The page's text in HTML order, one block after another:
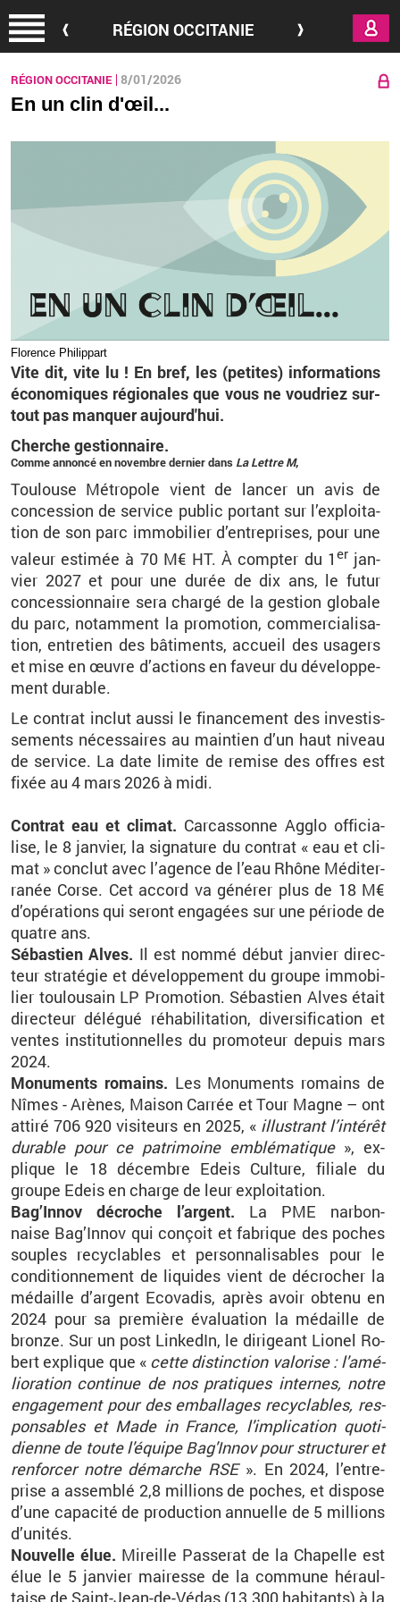
RÉGION OCCITANIE
RÉGION OCCITANIE 8/01/2026
En un clin d'œil...
Flo­rence Phi­lip­part
Vite dit, vite lu ! En bref, les (pe­tites) in­for­ma­tions
éco­no­miques ré­gio­nales que vous ne vou­driez sur­
tout pas man­quer au­jour­d'hui.
Cherche ges­tion­naire.
Comme an­noncé en no­vembre der­nier dans La Lettre M,
Tou­louse Mé­tro­pole vient de lan­cer un avis de
conces­sion de ser­vice pu­blic por­tant sur l’ex­ploi­ta­
tion de son parc im­mo­bi­lier d’en­tre­prises, pour une
va­leur es­ti­mée à 70 M€ HT. À comp­ter du 1 erjan­
vier 2027 et pour une durée de dix ans, le futur
conces­sion­naire sera chargé de la ges­tion glo­bale
du parc, no­tam­ment la pro­mo­tion, com­mer­cia­li­sa­
tion, en­tre­tien des bâ­ti­ments, ac­cueil des usa­gers
et mise en œuvre d’ac­tions en fa­veur du dé­ve­lop­pe­
ment du­rable.
Le contrat in­clut aussi le fi­nan­ce­ment des in­ves­tis­
se­ments né­ces­saires au main­tien d’un haut ni­veau
de ser­vice. La date li­mite de re­mise des offres est
fixée au 4 mars 2026 à midi.
Contrat eau et cli­mat. Car­cas­sonne Agglo of­fi­cia­
lise, le 8 jan­vier, la si­gna­ture du contrat « eau et cli­
mat » conclut avec l’agence de l’eau Rhône Mé­di­ter­
ra­née Corse. Cet ac­cord va gé­né­rer plus de 18 M€
d’opé­ra­tions qui se­ront en­ga­gées sur une pé­riode de
quatre ans.
Sé­bas­tienAlves. Il est nommé début jan­vier di­rec­
teur stra­té­gie et dé­ve­lop­pe­ment du groupe im­mo­bi­
lier tou­lou­sain LP Pro­mo­tion. Sé­bas­tien Alvesétait
di­rec­teur dé­lé­gué ré­ha­bi­li­ta­tion, di­ver­si­fi­ca­tion et
ventes ins­ti­tu­tion­nelles du pro­mo­teur de­puis mars
2024.
Mo­nu­ments ro­mains. Les Mo­nu­ments ro­mains de
Nîmes - Arènes, Mai­son Car­rée et Tour Magne – ont
at­tiré 706 920 vi­si­teurs en 2025, « illus­trant l’in­té­rêt
du­rable pour ce pa­tri­moine em­blé­ma­tique», ex­
plique le 18 dé­cembre Edeis Culture, fi­liale du
groupe Edeis en charge de leur ex­ploi­ta­tion.
Bag’In­nov dé­croche l’ar­gent. La PME nar­bon­
naise Bag’In­nov qui conçoit et fa­brique des poches
souples re­cy­clables et per­son­na­li­sables pour le
condi­tion­ne­ment de li­quides vient de dé­cro­cher la
mé­daille d’ar­gent Eco­va­dis, après avoir ob­tenu en
2024 pour sa pre­mière éva­lua­tion la mé­daille de
bronze. Sur un post Lin­ke­dIn, le di­ri­geant Lio­nel Ro­
bert ex­plique que « cette dis­tinc­tion va­lo­rise : l'amé­
lio­ra­tion conti­nue de nos pra­tiques in­ternes, notre
en­ga­ge­ment pour des em­bal­lages re­cy­clables, res­
pon­sables et Made in France, l'im­pli­ca­tion quo­ti­
dienne de toute l'équipe Bag'In­nov pour struc­tu­rer et
ren­for­cer notre dé­marche RSE». En 2024, l’en­tre­
prise a as­sem­blé 2,8 mil­lions de poches, et dis­pose
d’une ca­pa­cité de pro­duc­tion an­nuelle de 5 mil­lions
d’uni­tés.
Nou­velle élue. Mi­reille Pas­se­rat de la Cha­pelle est
élue le 5 jan­vier mai­resse de la com­mune hé­raul­
taise de Saint-Jean-de-Vé­das (13 300 ha­bi­tants) à la